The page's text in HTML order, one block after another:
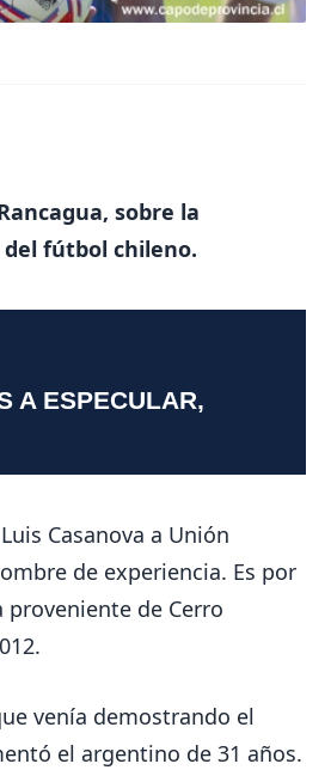
sobre la
fútbol chileno.
A ESPECULAR,
Casanova a Unión
de experiencia. Es por
de Cerro
venía demostrando el
el argentino de 31 años.